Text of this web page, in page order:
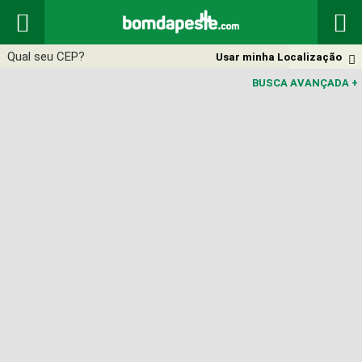
 

Usar minha Localização
BUSCA AVANÇADA +